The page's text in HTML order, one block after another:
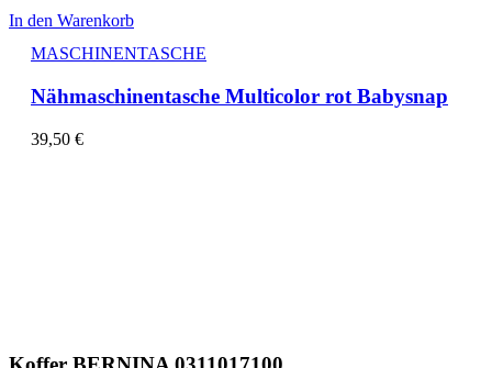
In den Warenkorb
MASCHINENTASCHE
Nähmaschinentasche Multicolor rot Babysnap
39,50 €